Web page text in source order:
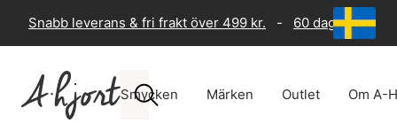
Snabb leverans & fri frakt över 499 kr. - 60 dagars
Smycken Märken Outlet Om A-